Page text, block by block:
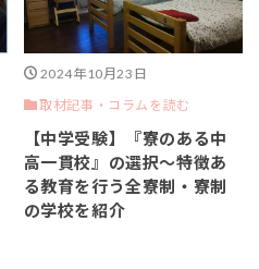
2024年10月23日
取材記事・コラムを読む
【中学受験】『寮のある中
高一貫校』の選択～特徴あ
る教育を行う全寮制・寮制
の学校を紹介